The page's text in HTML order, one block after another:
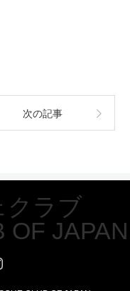
次の記事
クラブ
OF JAPAN